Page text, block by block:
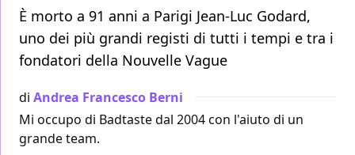
È morto a 91 anni a Parigi Jean-Luc Godard,
uno dei più grandi registi di tutti i tempi e tra i
fondatori della Nouvelle Vague
di Andrea Francesco Berni
Mi occupo di Badtaste dal 2004 con l'aiuto di un
grande team.